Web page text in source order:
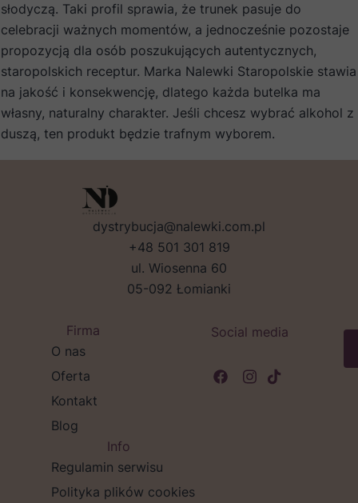
słodyczą. Taki profil sprawia, że trunek pasuje do
celebracji ważnych momentów, a jednocześnie pozostaje
propozycją dla osób poszukujących autentycznych,
staropolskich receptur. Marka Nalewki Staropolskie stawia
na jakość i konsekwencję, dlatego każda butelka ma
własny, naturalny charakter. Jeśli chcesz wybrać alkohol z
duszą, ten produkt będzie trafnym wyborem.
dystrybucja@nalewki.com.pl
+48 501 301 819
ul. Wiosenna 60
05-092 Łomianki
Firma
O nas
Oferta
Kontakt
Blog
Info
Regulamin serwisu
Polityka plików cookies
Social media